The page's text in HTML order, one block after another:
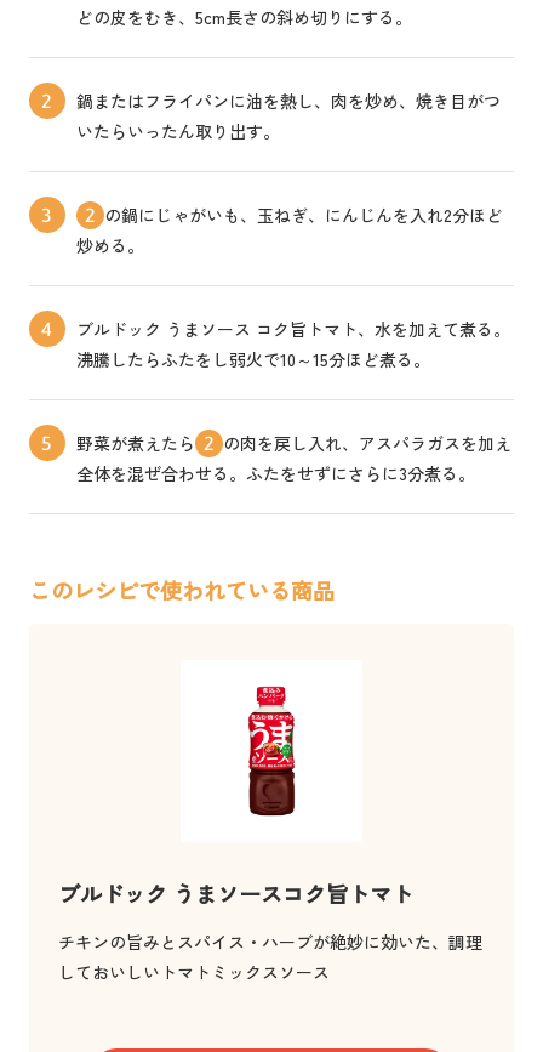
このレシピで使われている商品
ブルドック うまソースコク旨トマト
チキンの旨みとスパイス・ハーブが絶妙に効いた、調理
しておいしいトマトミックスソース
どの皮をむき、5cm長さの斜め切りにする。
2
鍋またはフライパンに油を熱し、肉を炒め、焼き目がつ
いたらいったん取り出す。
3 2 の鍋にじゃがいも、玉ねぎ、にんじんを入れ2分ほど
炒める。
4
ブルドック うまソース コク旨トマト、水を加えて煮る。
沸騰したらふたをし弱火で10～15分ほど煮る。
5 野菜が煮えたら 2 の肉を戻し入れ、アスパラガスを加え
全体を混ぜ合わせる。ふたをせずにさらに3分煮る。